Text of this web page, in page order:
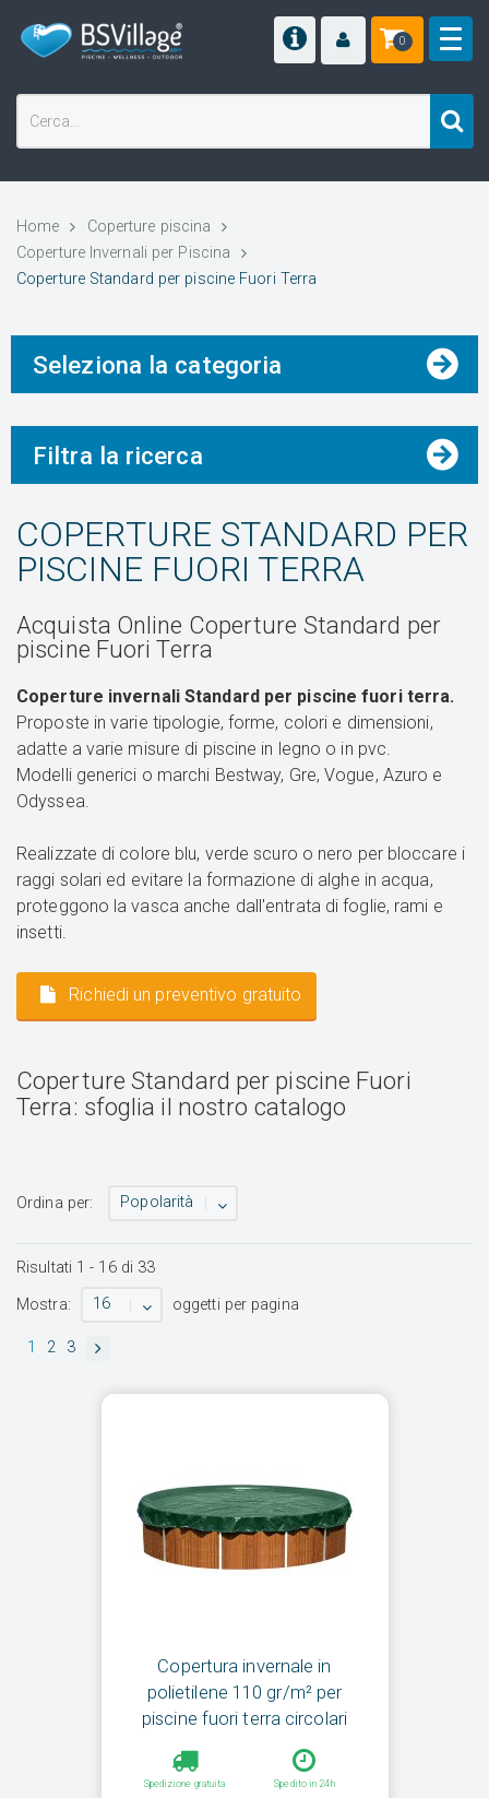
0
Home
Coperture piscina
Coperture Invernali per Piscina
Coperture Standard per piscine Fuori Terra
Seleziona la categoria
Filtra la ricerca
COPERTURE STANDARD PER
PISCINE FUORI TERRA
Acquista Online Coperture Standard per
piscine Fuori Terra
Coperture invernali Standard per piscine fuori terra.
Proposte in varie tipologie, forme, colori e dimensioni,
adatte a varie misure di piscine in legno o in pvc.
Modelli generici o marchi Bestway, Gre, Vogue, Azuro e
Odyssea.
Realizzate di colore blu, verde scuro o nero per bloccare i
raggi solari ed evitare la formazione di alghe in acqua,
proteggono la vasca anche dall'entrata di foglie, rami e
insetti.
Richiedi un preventivo gratuito
Coperture Standard per piscine Fuori
Terra: sfoglia il nostro catalogo
Ordina per: Popolarità
Risultati 1 - 16di 33
Mostra:
16 oggetti per pagina
1 2 3
Copertura invernale in
polietilene 110 gr/m² per
piscine fuori terra circolari
Spedizione gratuita Spedito in 24h